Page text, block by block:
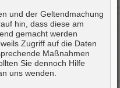
und der Geltendmachung
hin, dass diese am
gemacht werden
Zugriff auf die Daten
Maßnahmen
Sie dennoch Hilfe
uns wenden.